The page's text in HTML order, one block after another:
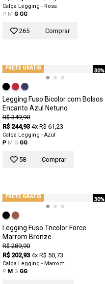
Calça Legging - Rosa
P M G GG
265 Comprar
30%
FRETE GRÁTIS
Legging Fuso Bicolor com Bolsos
Encanto Azul Netuno
R$ 349,90
R$ 244,93 4x R$ 61,23
Calça Legging - Azul
P M G GG
58 Comprar
30%
FRETE GRÁTIS
Legging Fuso Tricolor Force
Marrom Bronze
R$ 289,90
R$ 202,93 4x R$ 50,73
Calça Legging - Marrom
P M G GG